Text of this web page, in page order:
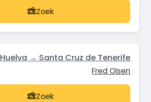
Zoek
Huelva → Santa Cruz de Tenerife
Fred Olsen
Zoek